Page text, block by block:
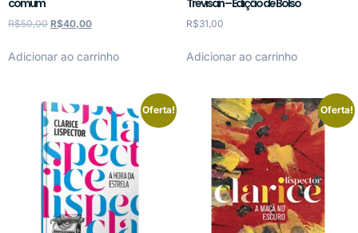
R$50,00 R$40,00
Adicionar ao carrinho
R$31,00
Adicionar ao carrinho
Oferta! Oferta!